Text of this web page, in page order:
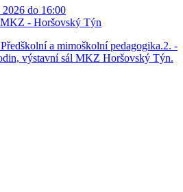
do 16:00
- Horšovský Týn
a mimoškolní pedagogika.2. -
výstavní sál MKZ Horšovský Týn.